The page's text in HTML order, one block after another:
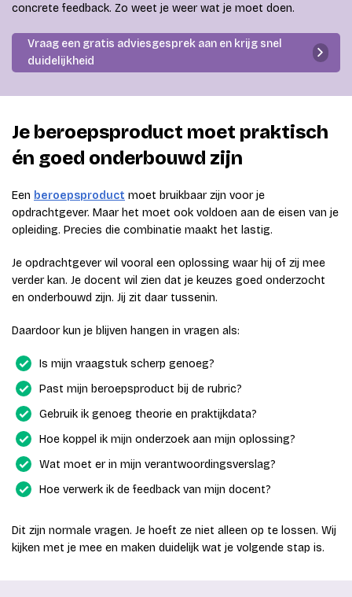
concrete feedback. Zo weet je weer wat je moet doen.
Vraag een gratis adviesgesprek aan en krijg snel
duidelijkheid
Je beroepsproduct moet praktisch
én goed onderbouwd zijn
Een beroepsproduct moet bruikbaar zijn voor je
opdrachtgever. Maar het moet ook voldoen aan de eisen van je
opleiding. Precies die combinatie maakt het lastig.
Je opdrachtgever wil vooral een oplossing waar hij of zij mee
verder kan. Je docent wil zien dat je keuzes goed onderzocht
en onderbouwd zijn. Jij zit daar tussenin.
Daardoor kun je blijven hangen in vragen als:
Is mijn vraagstuk scherp genoeg?
Past mijn beroepsproduct bij de rubric?
Gebruik ik genoeg theorie en praktijkdata?
Hoe koppel ik mijn onderzoek aan mijn oplossing?
Wat moet er in mijn verantwoordingsverslag?
Hoe verwerk ik de feedback van mijn docent?
Dit zijn normale vragen. Je hoeft ze niet alleen op te lossen. Wij
kijken met je mee en maken duidelijk wat je volgende stap is.